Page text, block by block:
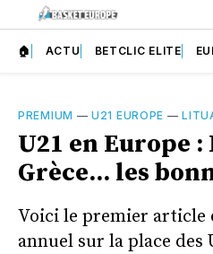
🏠 ACTU BETCLIC ELITE
PREMIUM —U21 EUROPE —
U21 en Europe
Grèce... les
Voici le premier article
annuel sur la place des